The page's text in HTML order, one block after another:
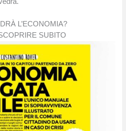
L’ECONOMIA?
SUBITO